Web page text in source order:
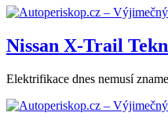
Nissan X-Trail
Elektrifikace dnes nemusí